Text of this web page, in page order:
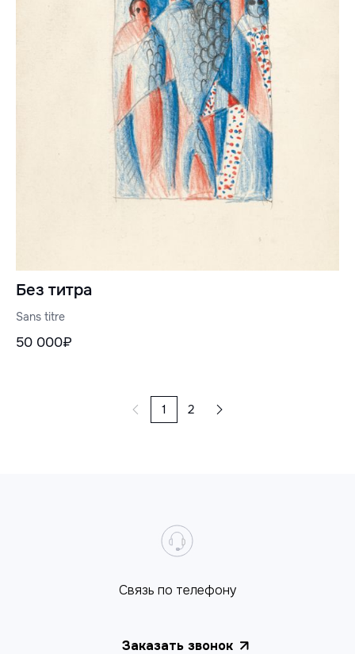
Без титра
Sans titre
50 000₽
1 2
Cвязь по телефону
Заказать звонок